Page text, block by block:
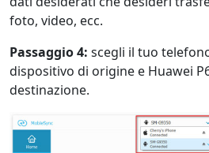
foto, video, ecc.
Passaggio 4: scegli il tuo
dispositivo di origine e Huawei
destinazione.